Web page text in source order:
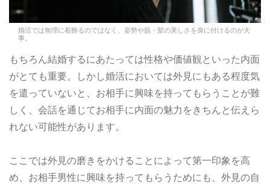
婚活では無理に着飾るのではなく、姿勢や肌・髪の美しさを身に付けるのが大
事。
もちろん結婚するにあたっては性格や価値観といった内面
がとても重要。しかし婚活においては外見にもある程度気
を遣っていないと、お相手に興味を持ってもらうことが難
しく、会話を通じてお相手に内面の魅力をきちんと伝えら
れない可能性があります。
ここでは外見の磨きをかけることによって第一印象を高
め、お相手男性に興味を持ってもらうためにも、外見の自